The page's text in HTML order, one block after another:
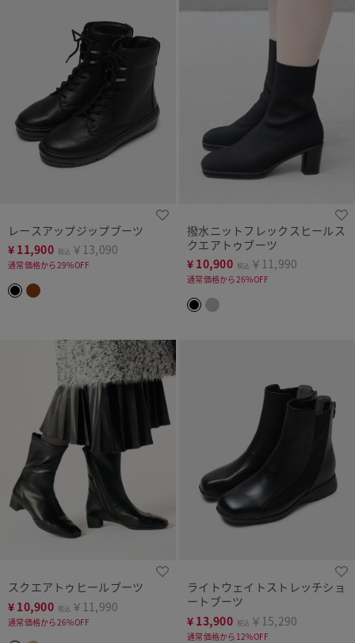
レースアップジップブーツ
¥ 11,900 税込 ￥13,090
通常価格から29%OFF
撥水ニットフレックスヒールス
クエアトゥブーツ
¥ 10,900 税込 ￥11,990
通常価格から26%OFF
スクエアトゥヒールブーツ
¥ 10,900 税込 ￥11,990
通常価格から26%OFF
ライトウェイトストレッチショ
ートブーツ
¥ 13,900 税込 ￥15,290
通常価格から12%OFF